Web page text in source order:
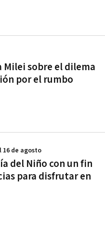
Milei sobre el dilema
por el rumbo
del Niño con un fin
para disfrutar en
16 de agosto